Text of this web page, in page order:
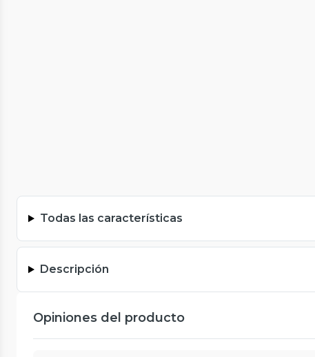
Todas las características
Descripción
Opiniones del producto